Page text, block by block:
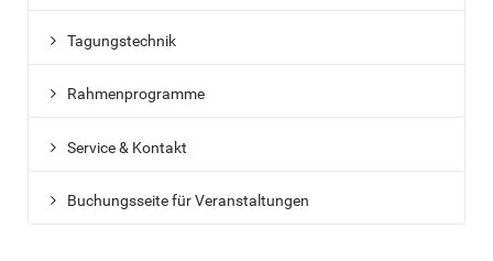
Tagungstechnik
Rahmenprogramme
Service & Kontakt
Buchungsseite für Veranstaltungen